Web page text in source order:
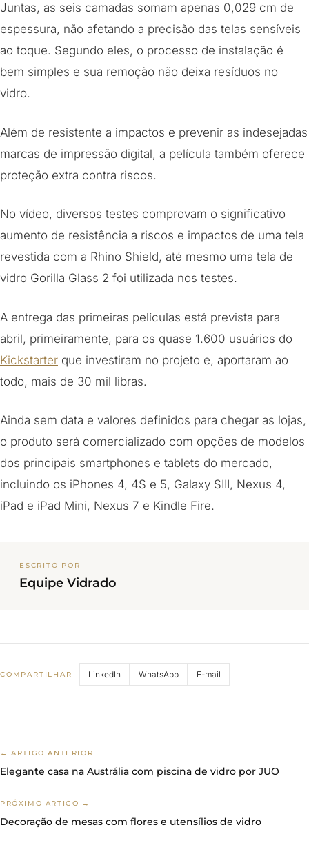
Juntas, as seis camadas somam apenas 0,029 cm de
espessura, não afetando a precisão das telas sensíveis
ao toque. Segundo eles, o processo de instalação é
bem simples e sua remoção não deixa resíduos no
vidro.
Além de resistente a impactos e prevenir as indesejadas
marcas de impressão digital, a película também oferece
proteção extra contra riscos.
No vídeo, diversos testes comprovam o significativo
aumento de resistência a riscos e impactos de uma tela
revestida com a Rhino Shield, até mesmo uma tela de
vidro Gorilla Glass 2 foi utilizada nos testes.
A entrega das primeiras películas está prevista para
abril, primeiramente, para os quase 1.600 usuários do
Kickstarter que investiram no projeto e, aportaram ao
todo, mais de 30 mil libras.
Ainda sem data e valores definidos para chegar as lojas,
o produto será comercializado com opções de modelos
dos principais smartphones e tablets do mercado,
incluindo os iPhones 4, 4S e 5, Galaxy SIII, Nexus 4,
iPad e iPad Mini, Nexus 7 e Kindle Fire.
ESCRITO POR
Equipe Vidrado
COMPARTILHAR LinkedIn WhatsApp E-mail
← ARTIGO ANTERIOR
Elegante casa na Austrália com piscina de vidro por JUO
PRÓXIMO ARTIGO →
Decoração de mesas com flores e utensílios de vidro